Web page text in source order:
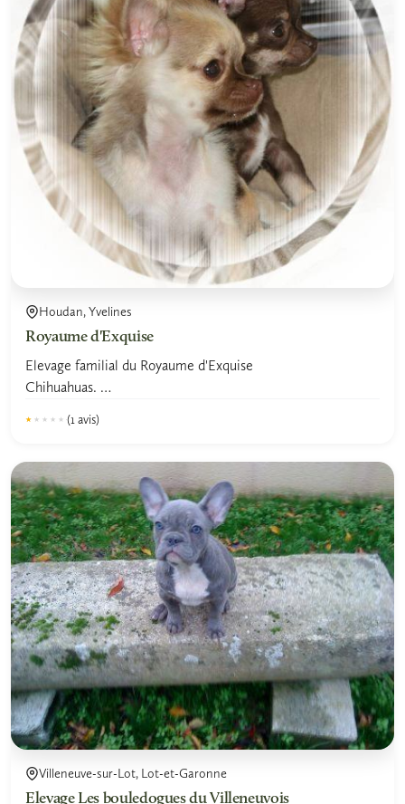
Houdan, Yvelines
Royaume d'Exquise
Elevage familial du Royaume d'Exquise
Chihuahuas.
★★★★★
★★★★★ (1 avis)
Villeneuve-sur-Lot, Lot-et-Garonne
Elevage Les bouledogues du Villeneuvois